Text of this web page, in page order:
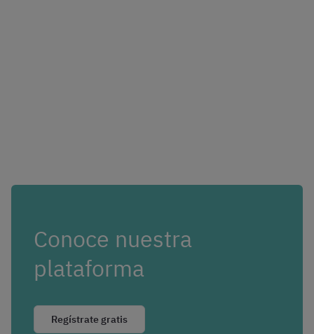
Conoce nuestra
plataforma
Regístrate gratis